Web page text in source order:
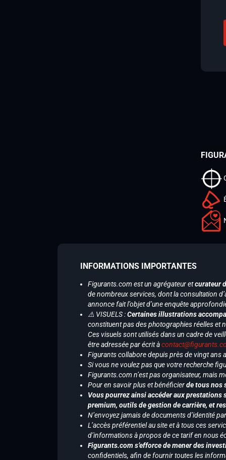
INFORMATIONS IMPORTANTES
Figurants.com est un agrégateur etcurateur
de nombreux services, dont la consultation
annonce fait l’objet d’une enquête
⚠️ VISUELS :Certaines illustrations
constituent pas des photographies réelles et
Ces visuels sont utilisés dans un cadre de
être adressée par écrit à
Figurants collabore depuis près de vingt ans
Si vous ne voulez pas que votre recherche
Figurants.com n’est pas organisateur, mais
Pour en savoir plus et bénéficierde tous nos
Vous pourrez ainsi accéder aux
premium, outils de gestion de carrière, et
N’envoyez jamais de documents d’identité
L’accès préférentiel au site et à tous ces
d’informations à propos de ce tarif en nous
Figurants.com s’efforce de mener des
confidentiels, afin de fournir toutes les